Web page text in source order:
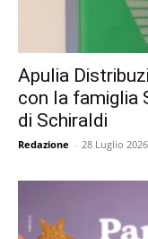
Apulia
con la famiglia
di Schiraldi
Redazione - 28 Luglio 2026